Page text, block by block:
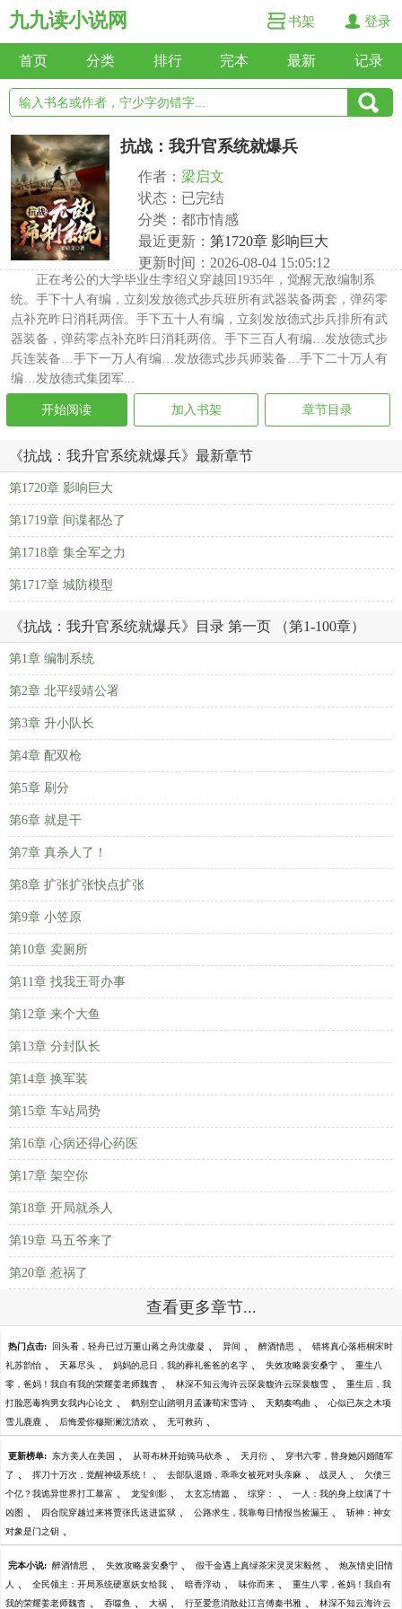
九九读小说网 书架 登录
首页 分类 排行 完本 最新 记录
抗战：我升官系统就爆兵
作者： 梁启文
状态：已完结
分类：都市情感
最近更新： 第1720章 影响巨大
更新时间：2026-08-04 15:05:12
正在考公的大学毕业生李绍义穿越回1935年，觉醒无敌编制系
统。手下十人有编，立刻发放德式步兵班所有武器装备两套，弹药零
点补充昨日消耗两倍。手下五十人有编，立刻发放德式步兵排所有武
器装备，弹药零点补充昨日消耗两倍。手下三百人有编…发放德式步
兵连装备…手下一万人有编…发放德式步兵师装备…手下二十万人有
编…发放德式集团军...
开始阅读 加入书架 章节目录
《抗战：我升官系统就爆兵》最新章节
第1720章 影响巨大
第1719章 间谍都怂了
第1718章 集全军之力
第1717章 城防模型
《抗战：我升官系统就爆兵》目录 第一页 （第1-100章）
第1章 编制系统
第2章 北平绥靖公署
第3章 升小队长
第4章 配双枪
第5章 刷分
第6章 就是干
第7章 真杀人了！
第8章 扩张扩张快点扩张
第9章 小笠原
第10章 卖厕所
第11章 找我王哥办事
第12章 来个大鱼
第13章 分封队长
第14章 换军装
第15章 车站局势
第16章 心病还得心药医
第17章 架空你
第18章 开局就杀人
第19章 马五爷来了
第20章 惹祸了
查看更多章节...
热门点击: 回头看，轻舟已过万重山蒋之舟沈傲凝 、 异间 、 醉酒情思 、 错将真心落梧桐宋时
礼苏韵怡 、 天幕尽头 、 妈妈的忌日，我的葬礼爸爸的名字 、 失效攻略裴安桑宁 、 重生八
零，爸妈！我自有我的荣耀姜老师魏杳 、 林深不知云海许云琛裴馥许云琛裴馥雪 、 重生后，我
打脸恶毒狗男女我内心论文 、 鹤别空山踏明月孟谦荀宋雪诗 、 天鹅奏鸣曲 、 心似已灰之木项
雪儿鹿鹿 、 后悔爱你穆斯澜沈清欢 、 无可救药 、
更新榜单: 东方美人在美国 、 从哥布林开始骑马砍杀 、 天月衍 、 穿书六零，替身她闪婚随军
了 、 挥刀十万次，觉醒神级系统！ 、 去部队退婚，乖乖女被死对头亲麻 、 战灵人 、 欠债三
个亿？我诡异世界打工暴富 、 龙玺剑影 、 太玄忘情篇 、 综穿： 、 一人：我的身上纹满了十
凶图 、 四合院穿越过来将贾张氏送进监狱 、 公路求生，我靠每日情报当捡漏王 、 斩神：神女
对象是门之钥 、
完本小说: 醉酒情思 、 失效攻略裴安桑宁 、 假千金遇上真绿茶宋灵灵宋毅然 、 炮灰情史旧情
人 、 全民领主：开局系统硬塞妖女给我 、 暗香浮动 、 味你而来 、 重生八零，爸妈！我自有
我的荣耀姜老师魏杳 、 吞噬鱼 、 大祸 、 行至爱意消散处江言傅秦书雅 、 林深不知云海许云